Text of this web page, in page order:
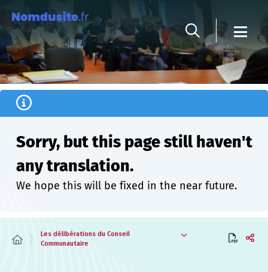
Sorry, but this page still haven't
any translation.
We hope this will be fixed in the near future.
Les délibérations du Conseil
Communautaire